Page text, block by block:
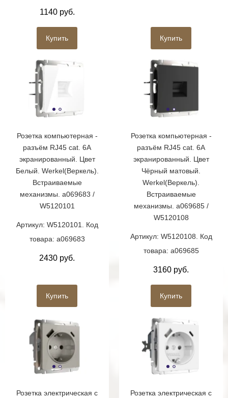
1140 руб.
Купить Купить
Розетка компьютерная -
разъём RJ45 cat. 6A
экранированный. Цвет
Белый. Werkel(Веркель).
Встраиваемые
механизмы. a069683 /
W5120101
Артикул: W5120101. Код
товара: a069683
2430 руб.
Купить
Розетка компьютерная -
разъём RJ45 cat. 6A
экранированный. Цвет
Чёрный матовый.
Werkel(Веркель).
Встраиваемые
механизмы. a069685 /
W5120108
Артикул: W5120108. Код
товара: a069685
3160 руб.
Купить
Розетка электрическая с
Розетка электрическая с